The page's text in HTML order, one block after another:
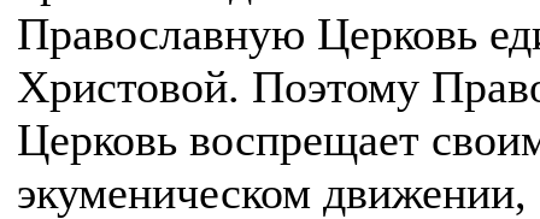
Православную Церковь
Христовой. Поэтому
Церковь воспрещает
экуменическом